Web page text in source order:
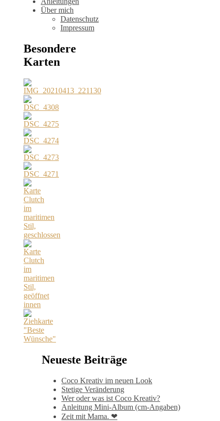
Über mich
Datenschutz
Impressum
Besondere
Karten
Neueste Beiträge
Coco Kreativ im neuen Look
Stetige Veränderung
Wer oder was ist Coco Kreativ?
Anleitung Mini-Album (cm-Angaben)
Zeit mit Mama. ❤